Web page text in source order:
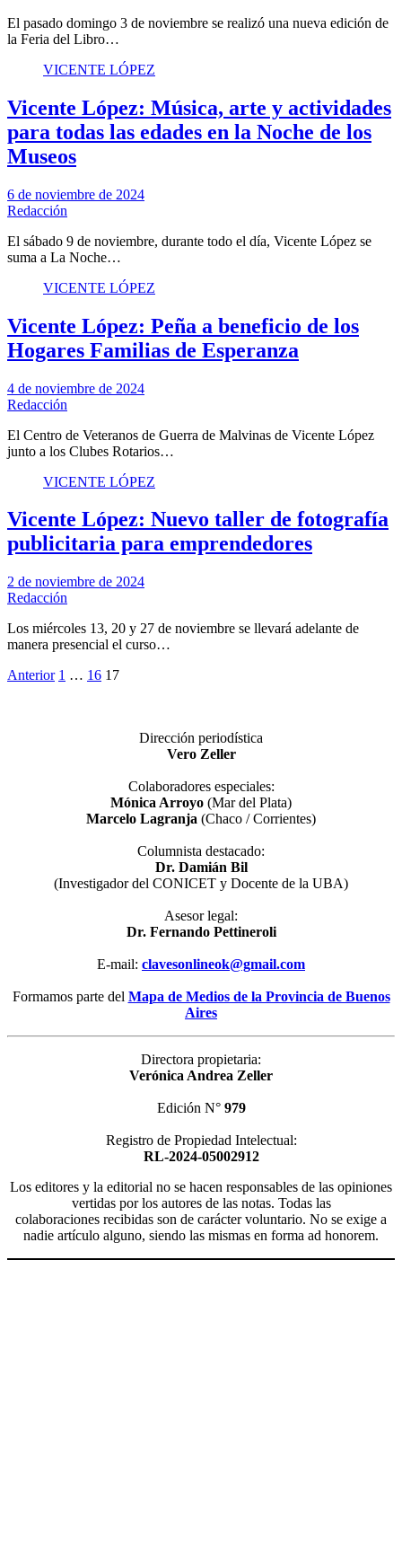
El pasado domingo 3 de noviembre se realizó una nueva edición de
la Feria del Libro…
VICENTE LÓPEZ
Vicente López: Música, arte y actividades
para todas las edades en la Noche de los
Museos
6 de noviembre de 2024
Redacción
El sábado 9 de noviembre, durante todo el día, Vicente López se
suma a La Noche…
VICENTE LÓPEZ
Vicente López: Peña a beneficio de los
Hogares Familias de Esperanza
4 de noviembre de 2024
Redacción
El Centro de Veteranos de Guerra de Malvinas de Vicente López
junto a los Clubes Rotarios…
VICENTE LÓPEZ
Vicente López: Nuevo taller de fotografía
publicitaria para emprendedores
2 de noviembre de 2024
Redacción
Los miércoles 13, 20 y 27 de noviembre se llevará adelante de
manera presencial el curso…
Paginación
Anterior 1 … 16 17
Dirección periodística
Vero Zeller
Colaboradores especiales:
Mónica Arroyo (Mar del Plata)
Marcelo Lagranja (Chaco / Corrientes)
Columnista destacado:
Dr. Damián Bil
(Investigador del CONICET y Docente de la UBA)
Asesor legal:
Dr. Fernando Pettineroli
E-mail: clavesonlineok@gmail.com
Formamos parte del Mapa de Medios de la Provincia de Buenos
Aires
Directora propietaria:
Verónica Andrea Zeller
Edición N°979
Registro de Propiedad Intelectual:
RL-2024-05002912
Los editores y la editorial no se hacen responsables de las opiniones
vertidas por los autores de las notas. Todas las
colaboraciones recibidas son de carácter voluntario. No se exige a
nadie artículo alguno, siendo las mismas en forma ad honorem.